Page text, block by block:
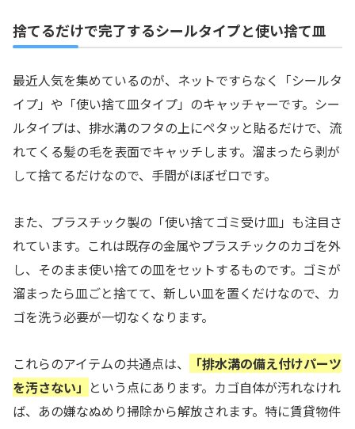
捨てるだけで完了するシールタイプと使い捨て皿
最近人気を集めているのが、ネットですらなく「シールタ
イプ」や「使い捨て皿タイプ」のキャッチャーです。シー
ルタイプは、排水溝のフタの上にペタッと貼るだけで、流
れてくる髪の毛を表面でキャッチします。溜まったら剥が
して捨てるだけなので、手間がほぼゼロです。
また、プラスチック製の「使い捨てゴミ受け皿」も注目さ
れています。これは既存の金属やプラスチックのカゴを外
し、そのまま使い捨ての皿をセットするものです。ゴミが
溜まったら皿ごと捨てて、新しい皿を置くだけなので、カ
ゴを洗う必要が一切なくなります。
これらのアイテムの共通点は、
「排水溝の備え付けパーツ
を汚さない」 という点にあります。カゴ自体が汚れなけれ
ば、あの嫌なぬめり掃除から解放されます。特に賃貸物件